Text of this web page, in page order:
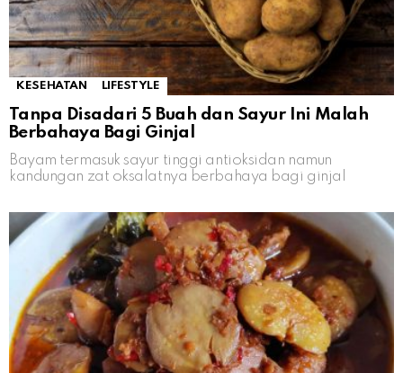
KESEHATAN LIFESTYLE
Tanpa Disadari 5 Buah dan Sayur Ini Malah
Berbahaya Bagi Ginjal
Bayam termasuk sayur tinggi antioksidan namun
kandungan zat oksalatnya berbahaya bagi ginjal